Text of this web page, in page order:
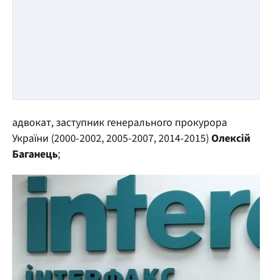
адвокат, заступник генерального прокурора
України (2000-2002, 2005-2007, 2014-2015) Олексій
Баганець;